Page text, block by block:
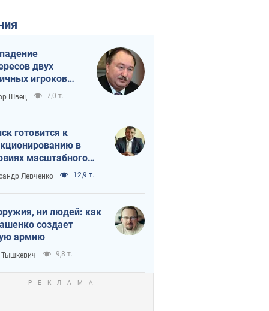
двух
игроков
тайный план
и Путина?
Швец 7,0 т.
готовится к
в
масштабного
кризиса
Левченко 12,9 т.
ни людей: как
создает
армию
Тышкевич 9,8 т.